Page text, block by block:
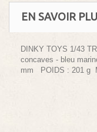
EN SAVOIR
DINKY TOYS 1/43
concaves - bleu
mm POIDS : 201 g